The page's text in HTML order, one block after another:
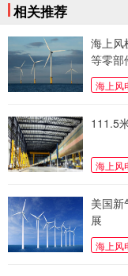
相关推荐
海上风
等零部
海上风
111.5
海上风
美国新
展
海上风